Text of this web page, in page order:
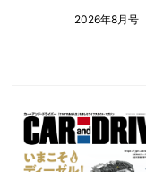
2026年8月号